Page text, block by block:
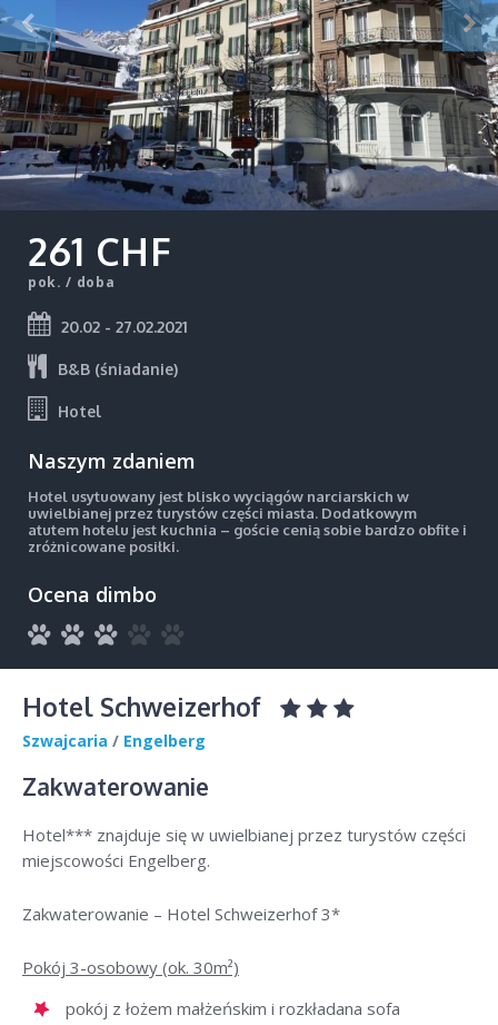
261 CHF
pok. / doba
20.02 - 27.02.2021
B&B (śniadanie)
Hotel
Naszym zdaniem
Hotel usytuowany jest blisko wyciągów narciarskich w
uwielbianej przez turystów części miasta. Dodatkowym
atutem hotelu jest kuchnia – goście cenią sobie bardzo obfite i
zróżnicowane posiłki.
Ocena dimbo
Hotel Schweizerhof
Szwajcaria / Engelberg
Zakwaterowanie
Hotel*** znajduje się w uwielbianej przez turystów części
miejscowości Engelberg.
Zakwaterowanie – Hotel Schweizerhof 3*
Pokój 3-osobowy (ok. 30m²)
pokój z łożem małżeńskim i rozkładana sofa